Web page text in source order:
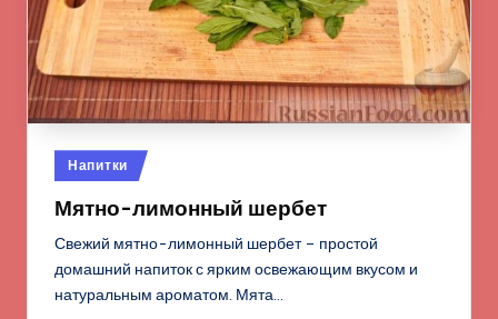
Опубликовано
в
Напитки
Мятно-лимонный шербет
Свежий мятно-лимонный шербет – простой
домашний напиток с ярким освежающим вкусом и
натуральным ароматом. Мята…